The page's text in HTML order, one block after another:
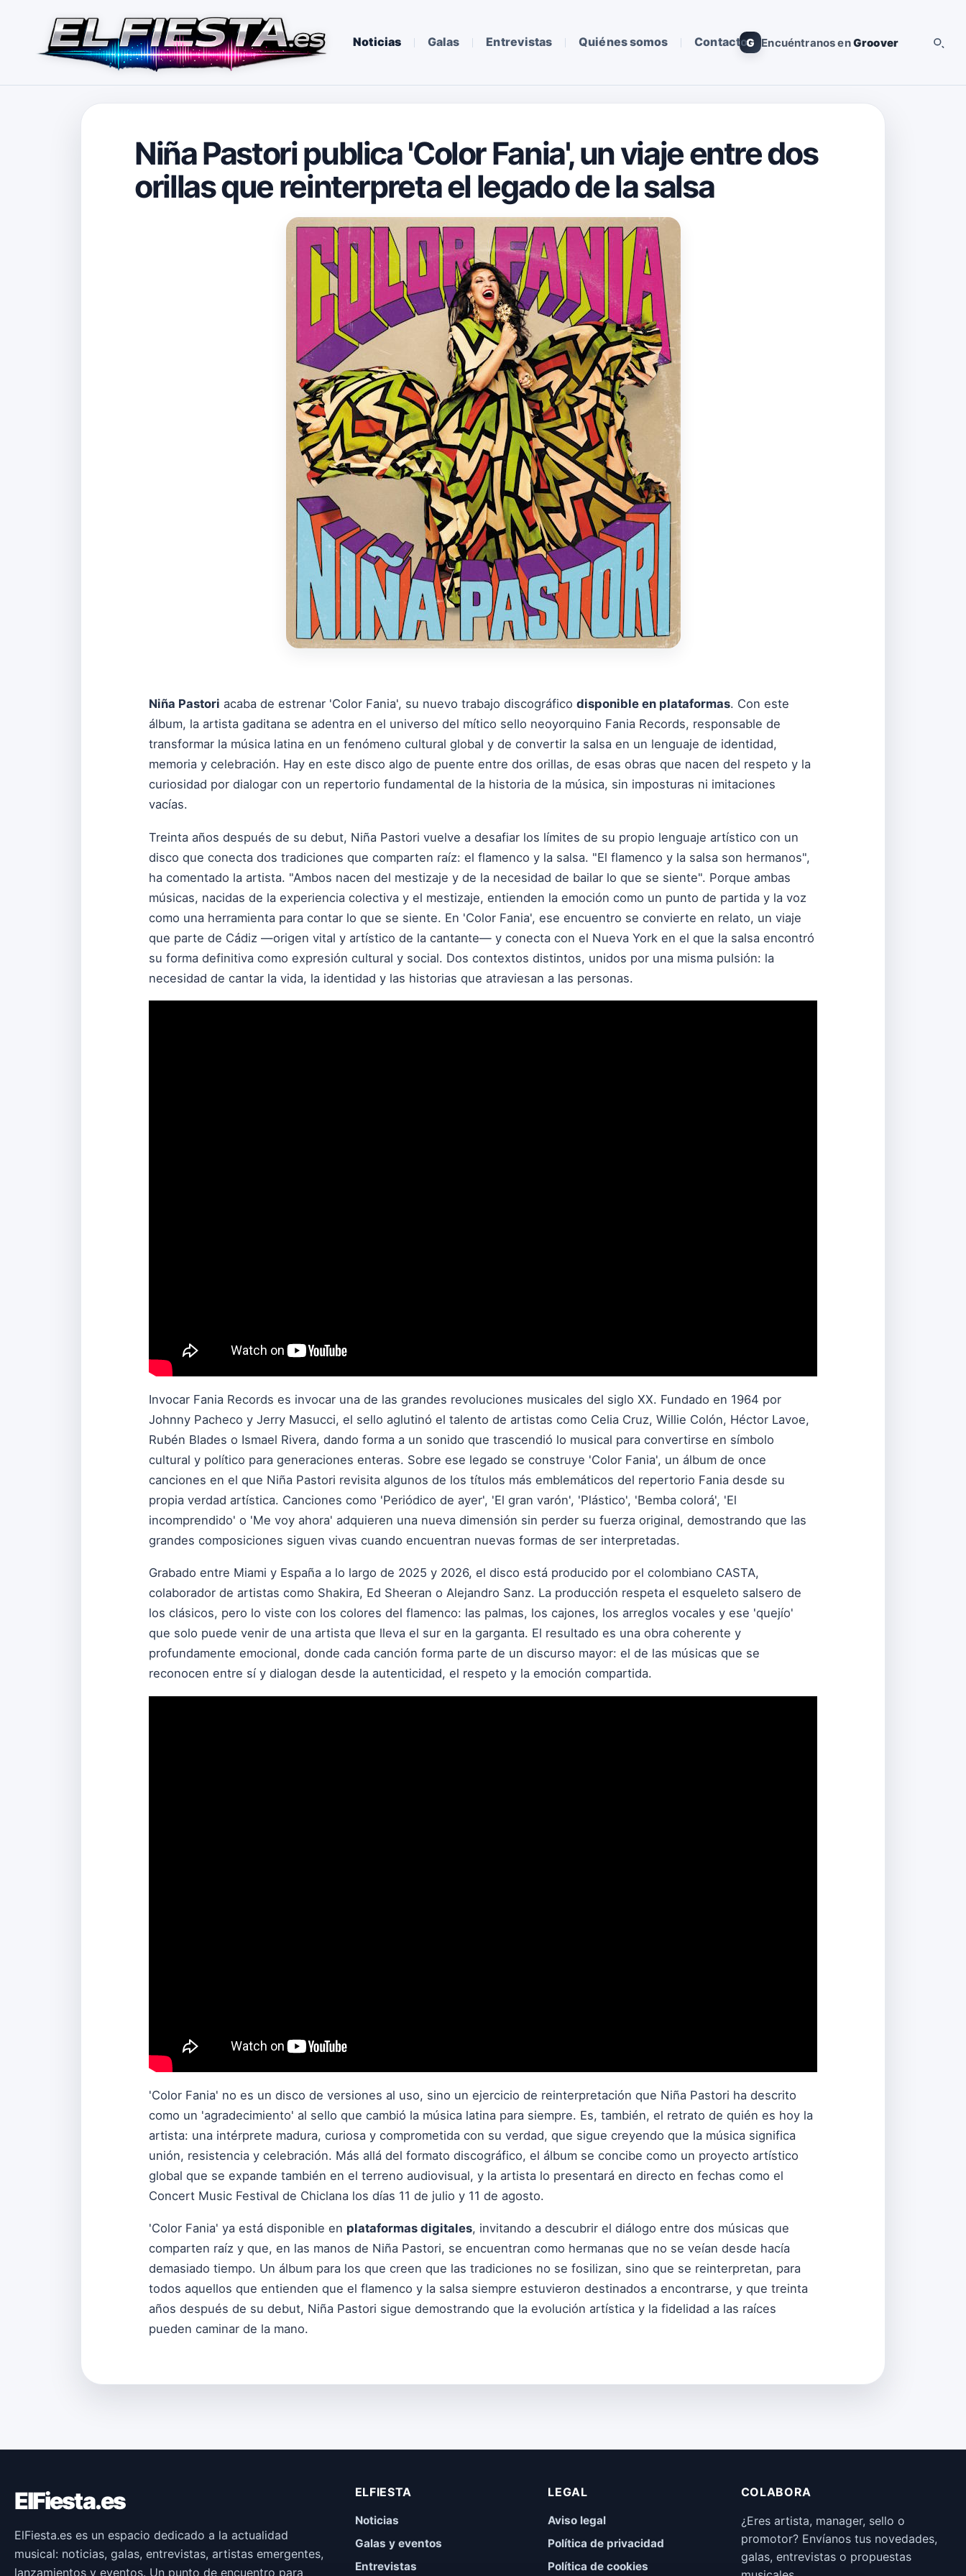
Noticias Galas Entrevistas Quiénes somos ContactoG Encuéntranos enGroover
Niña Pastori publica 'Color Fania', un viaje entre dos
orillas que reinterpreta el legado de la salsa
Niña Pastori acaba de estrenar 'Color Fania', su nuevo trabajo discográfico disponible en plataformas. Con este
álbum, la artista gaditana se adentra en el universo del mítico sello neoyorquino Fania Records, responsable de
transformar la música latina en un fenómeno cultural global y de convertir la salsa en un lenguaje de identidad,
memoria y celebración. Hay en este disco algo de puente entre dos orillas, de esas obras que nacen del respeto y la
curiosidad por dialogar con un repertorio fundamental de la historia de la música, sin imposturas ni imitaciones
vacías.
Treinta años después de su debut, Niña Pastori vuelve a desafiar los límites de su propio lenguaje artístico con un
disco que conecta dos tradiciones que comparten raíz: el flamenco y la salsa. "El flamenco y la salsa son hermanos",
ha comentado la artista. "Ambos nacen del mestizaje y de la necesidad de bailar lo que se siente". Porque ambas
músicas, nacidas de la experiencia colectiva y el mestizaje, entienden la emoción como un punto de partida y la voz
como una herramienta para contar lo que se siente. En 'Color Fania', ese encuentro se convierte en relato, un viaje
que parte de Cádiz —origen vital y artístico de la cantante— y conecta con el Nueva York en el que la salsa encontró
su forma definitiva como expresión cultural y social. Dos contextos distintos, unidos por una misma pulsión: la
necesidad de cantar la vida, la identidad y las historias que atraviesan a las personas.
Invocar Fania Records es invocar una de las grandes revoluciones musicales del siglo XX. Fundado en 1964 por
Johnny Pacheco y Jerry Masucci, el sello aglutinó el talento de artistas como Celia Cruz, Willie Colón, Héctor Lavoe,
Rubén Blades o Ismael Rivera, dando forma a un sonido que trascendió lo musical para convertirse en símbolo
cultural y político para generaciones enteras. Sobre ese legado se construye 'Color Fania', un álbum de once
canciones en el que Niña Pastori revisita algunos de los títulos más emblemáticos del repertorio Fania desde su
propia verdad artística. Canciones como 'Periódico de ayer', 'El gran varón', 'Plástico', 'Bemba colorá', 'El
incomprendido' o 'Me voy ahora' adquieren una nueva dimensión sin perder su fuerza original, demostrando que las
grandes composiciones siguen vivas cuando encuentran nuevas formas de ser interpretadas.
Grabado entre Miami y España a lo largo de 2025 y 2026, el disco está producido por el colombiano CASTA,
colaborador de artistas como Shakira, Ed Sheeran o Alejandro Sanz. La producción respeta el esqueleto salsero de
los clásicos, pero lo viste con los colores del flamenco: las palmas, los cajones, los arreglos vocales y ese 'quejío'
que solo puede venir de una artista que lleva el sur en la garganta. El resultado es una obra coherente y
profundamente emocional, donde cada canción forma parte de un discurso mayor: el de las músicas que se
reconocen entre sí y dialogan desde la autenticidad, el respeto y la emoción compartida.
'Color Fania' no es un disco de versiones al uso, sino un ejercicio de reinterpretación que Niña Pastori ha descrito
como un 'agradecimiento' al sello que cambió la música latina para siempre. Es, también, el retrato de quién es hoy la
artista: una intérprete madura, curiosa y comprometida con su verdad, que sigue creyendo que la música significa
unión, resistencia y celebración. Más allá del formato discográfico, el álbum se concibe como un proyecto artístico
global que se expande también en el terreno audiovisual, y la artista lo presentará en directo en fechas como el
Concert Music Festival de Chiclana los días 11 de julio y 11 de agosto.
'Color Fania' ya está disponible en plataformas digitales, invitando a descubrir el diálogo entre dos músicas que
comparten raíz y que, en las manos de Niña Pastori, se encuentran como hermanas que no se veían desde hacía
demasiado tiempo. Un álbum para los que creen que las tradiciones no se fosilizan, sino que se reinterpretan, para
todos aquellos que entienden que el flamenco y la salsa siempre estuvieron destinados a encontrarse, y que treinta
años después de su debut, Niña Pastori sigue demostrando que la evolución artística y la fidelidad a las raíces
pueden caminar de la mano.
ElFiesta.es
ElFiesta.es es un espacio dedicado a la actualidad
musical: noticias, galas, entrevistas, artistas emergentes,
lanzamientos y eventos. Un punto de encuentro para
ELFIESTA
Noticias
Galas y eventos
Entrevistas
LEGAL
Aviso legal
Política de privacidad
Política de cookies
COLABORA
¿Eres artista, manager, sello o
promotor? Envíanos tus novedades,
galas, entrevistas o propuestas